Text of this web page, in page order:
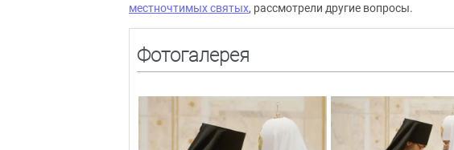
местночтимых святых, рассмотрели другие вопросы.
Фотогалерея